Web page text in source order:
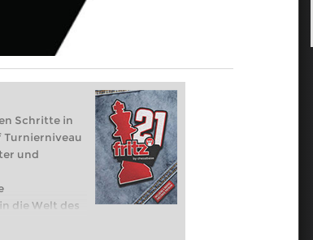
Schritte in
Turnierniveau
und
die Welt des
spielen: Mit